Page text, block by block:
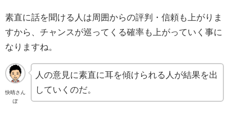
素直に話を聞ける人は周囲からの評判・信頼も上がりま
すから、チャンスが巡ってくる確率も上がっていく事に
なりますね。
快晴さん
ぽ
人の意見に素直に耳を傾けられる人が結果を出
していくのだ。